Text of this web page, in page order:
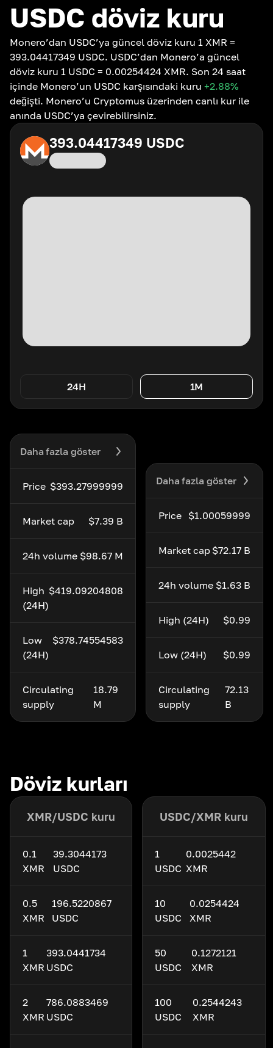
USDC döviz kuru
Monero’dan USDC’ya güncel döviz kuru 1 XMR =
393.04417349 USDC. USDC’dan Monero’a güncel
döviz kuru 1 USDC = 0.00254424 XMR. Son 24 saat
içinde Monero’un USDC karşısındaki kuru +2.88%
değişti. Monero’u Cryptomus üzerinden canlı kur ile
anında USDC’ya çevirebilirsiniz.
393.04417349 USDC
24H 1M
Daha fazla göster
Price $393.27999999
Market cap $7.39 B
24h volume $98.67 M
High
(24H)
$419.09204808
Low
(24H)
$378.74554583
Circulating
supply
18.79
M
Daha fazla göster
Price $1.00059999
Market cap $72.17 B
24h volume $1.63 B
High (24H) $0.99
Low (24H) $0.99
Circulating
supply
72.13
B
Döviz kurları
XMR/USDC kuru
0.1
XMR
39.3044173
USDC
0.5
XMR
196.5220867
USDC
1
XMR
393.0441734
USDC
2
XMR
786.0883469
USDC
USDC/XMR kuru
1
USDC
0.0025442
XMR
10
USDC
0.0254424
XMR
50
USDC
0.1272121
XMR
100
USDC
0.2544243
XMR